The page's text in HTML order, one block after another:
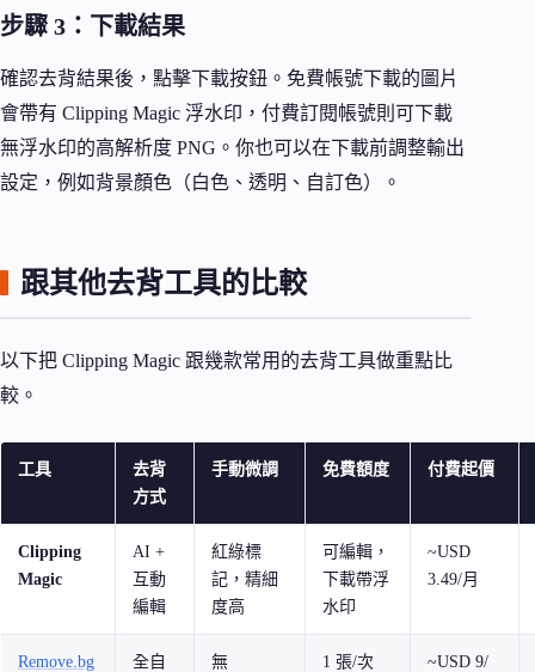
步驟 3：下載結果
確認去背結果後，點擊下載按鈕。免費帳號下載的圖片
會帶有 Clipping Magic 浮水印，付費訂閱帳號則可下載
無浮水印的高解析度 PNG。你也可以在下載前調整輸出
設定，例如背景顏色（白色、透明、自訂色）。
跟其他去背工具的比較
以下把 Clipping Magic 跟幾款常用的去背工具做重點比
較。
工具
去背
方式
手動微調 免費額度 付費起價
Clipping
Magic
AI +
互動
編輯
紅綠標
記，精細
度高
可編輯，
下載帶浮
水印
~USD
3.49/月
Remove.bg
全自
無
1 張/次
~USD 9/